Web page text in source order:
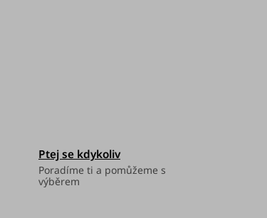
Ptej se kdykoliv
Poradíme ti a pomůžeme s
výběrem